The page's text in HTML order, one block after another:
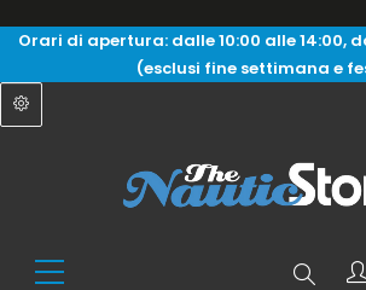
Orari di apertura: dalle 10:00 alle 14:00,
(esclusi fine settimana e
Search